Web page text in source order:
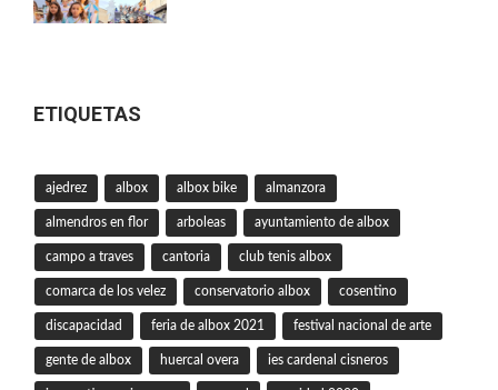
ETIQUETAS
ajedrez albox albox bike almanzora
almendros en flor arboleas ayuntamiento de albox
campo a traves cantoria club tenis albox
comarca de los velez conservatorio albox cosentino
discapacidad feria de albox 2021 festival nacional de arte
gente de albox huercal overa ies cardenal cisneros